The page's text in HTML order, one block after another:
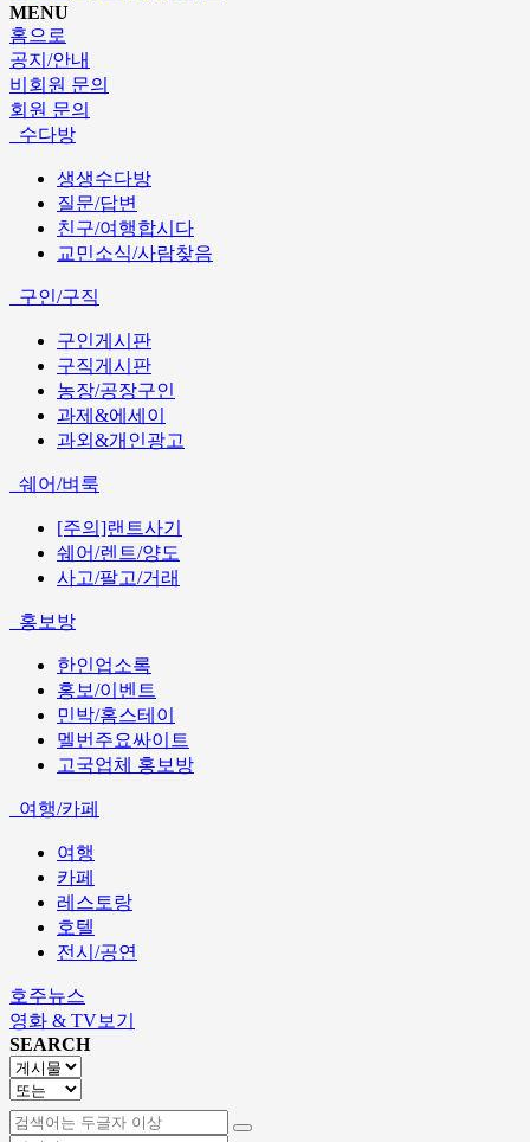
MENU
홈으로
공지/안내
비회원 문의
회원 문의
수다방
생생수다방
질문/답변
친구/여행합시다
교민소식/사람찾음
구인/구직
구인게시판
구직게시판
농장/공장구인
과제&에세이
과외&개인광고
쉐어/벼룩
[주의]랜트사기
쉐어/렌트/양도
사고/팔고/거래
홍보방
한인업소록
홍보/이벤트
민박/홈스테이
멜번주요싸이트
고국업체 홍보방
여행/카페
여행
카페
레스토랑
호텔
전시/공연
호주뉴스
영화 & TV보기
SEARCH